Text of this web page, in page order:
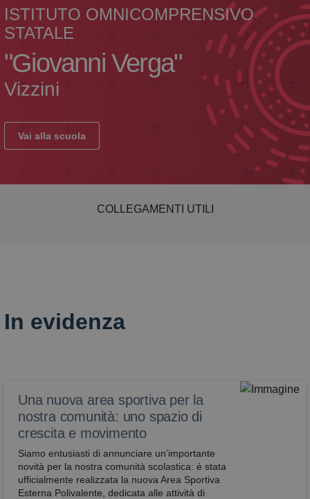
ISTITUTO OMNICOMPRENSIVO
STATALE
"Giovanni Verga"
Vizzini
Vai alla scuola
COLLEGAMENTI UTILI
In evidenza
Una nuova area sportiva per la
nostra comunità: uno spazio di
crescita e movimento
Siamo entusiasti di annunciare un’importante
novità per la nostra comunità scolastica: è stata
ufficialmente realizzata la nuova Area Sportiva
Esterna Polivalente, dedicata alle attività di